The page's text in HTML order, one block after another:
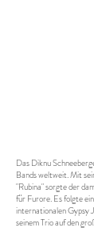
Das Diknu
Bands weltweit. Mit
"Rubina" sorgte der
für Furore. Es folgte
internationalen Gypsy
seinem Trio auf den